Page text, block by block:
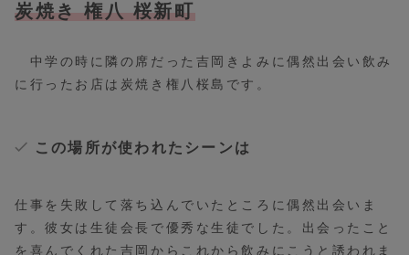
炭焼き 権八 桜新町
中学の時に隣の席だった吉岡きよみに偶然出会い飲み
に行ったお店は炭焼き権八桜島です。
この場所が使われたシーンは
仕事を失敗して落ち込んでいたところに偶然出会いま
す。彼女は生徒会長で優秀な生徒でした。出会ったこと
を喜んでくれた吉岡からこれから飲みにこうと誘われま